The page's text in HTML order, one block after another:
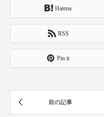
Hatena
RSS
Pin it